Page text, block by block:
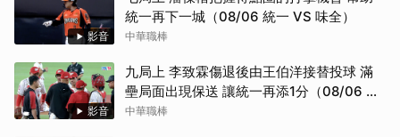
影音
統一再下一城（08/06 統一 VS 味全）
中華職棒
影音
九局上 李致霖傷退後由王伯洋接替投球 滿
壘局面出現保送 讓統一再添1分（08/06 統
一 VS 味全）
中華職棒